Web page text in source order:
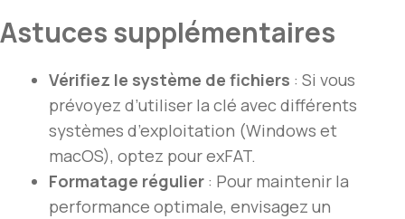
Astuces supplémentaires
Vérifiez le système de fichiers : Si vous
prévoyez d’utiliser la clé avec différents
systèmes d’exploitation (Windows et
macOS), optez pour exFAT.
Formatage régulier : Pour maintenir la
performance optimale, envisagez un